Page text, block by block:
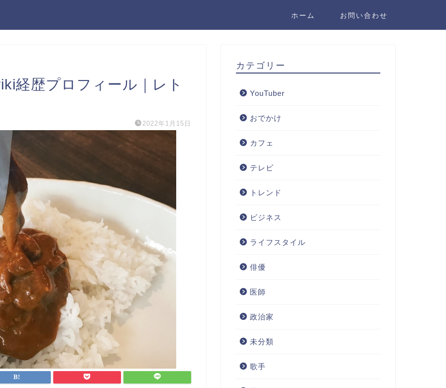
ホーム お問い合わせ
経歴プロフィール｜レト
2022年1月15日
カテゴリー
YouTuber
おでかけ
カフェ
テレビ
トレンド
ビジネス
ライフスタイル
俳優
医師
政治家
未分類
歌手